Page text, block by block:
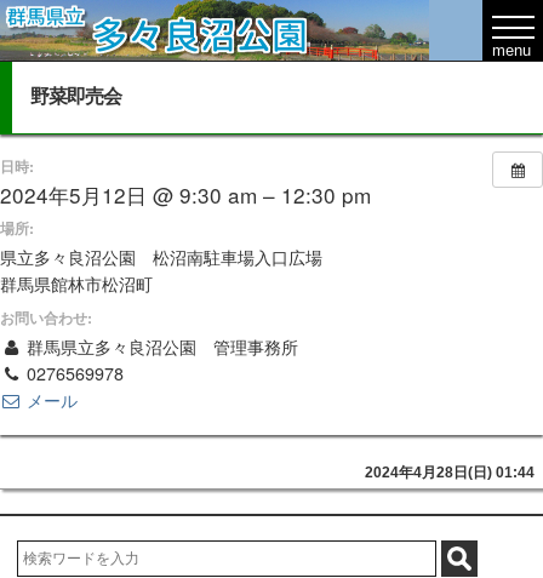
野菜即売会
日時:
2024年5月12日 @ 9:30 am – 12:30 pm
場所:
県立多々良沼公園 松沼南駐車場入口広場
群馬県館林市松沼町
お問い合わせ:
群馬県立多々良沼公園 管理事務所
0276569978
メール
2024年4月28日(日) 01:44